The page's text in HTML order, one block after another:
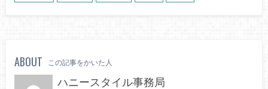
ABOUT この記事をかいた人
ハニースタイル事務局